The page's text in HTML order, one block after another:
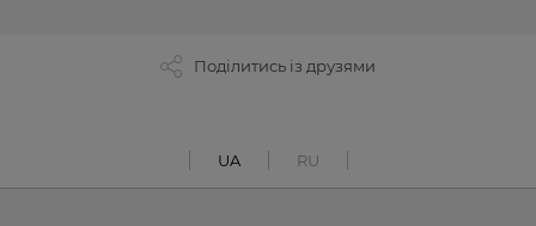
Поділитись із друзями
UA RU